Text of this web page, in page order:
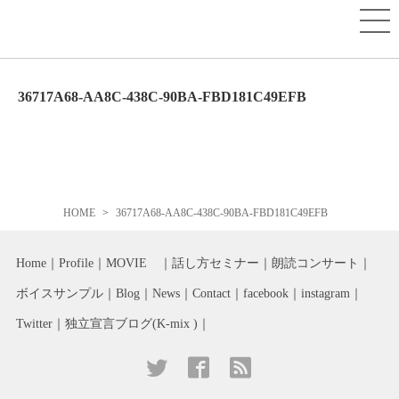
36717A68-AA8C-438C-90BA-FBD181C49EFB
HOME 36717A68-AA8C-438C-90BA-FBD181C49EFB
Home Profile MOVIE 話し方セミナー 朗読コンサート
ボイスサンプル Blog News Contact facebook instagram
Twitter 独立宣言ブログ(K-mix )